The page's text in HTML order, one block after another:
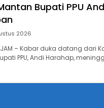
Bupati PPU
2026
– Kabar duka datang dari
PPU, Andi Harahap,